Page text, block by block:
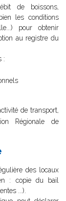
de boissons,
les conditions
pour obtenir
au registre du
:
de transport,
Régionale de
des locaux
: copie du bail
...).